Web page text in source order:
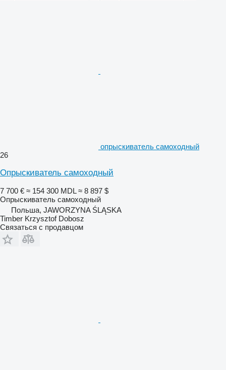
опрыскиватель самоходный
26
Опрыскиватель самоходный
7 700 € ≈ 154 300 MDL ≈ 8 897 $
Опрыскиватель самоходный
Польша, JAWORZYNA ŚLĄSKA
Timber Krzysztof Dobosz
Связаться с продавцом